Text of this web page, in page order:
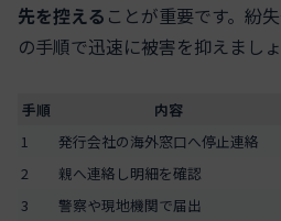
先を控える ことが重要です。紛
の手順で迅速に被害を抑えましょ
手順 内容
1
発行会社の海外窓口へ停止連絡
2
親へ連絡し明細を確認
3
警察や現地機関で届出